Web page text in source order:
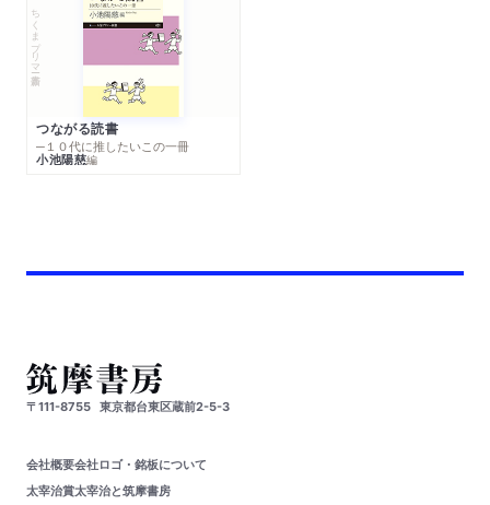
ちくまプリマー新書
つながる読書
─１０代に推したいこの一冊
小池陽慈編
〒111-8755 東京都台東区蔵前2-5-3
会社概要会社ロゴ・銘板について
太宰治賞太宰治と筑摩書房